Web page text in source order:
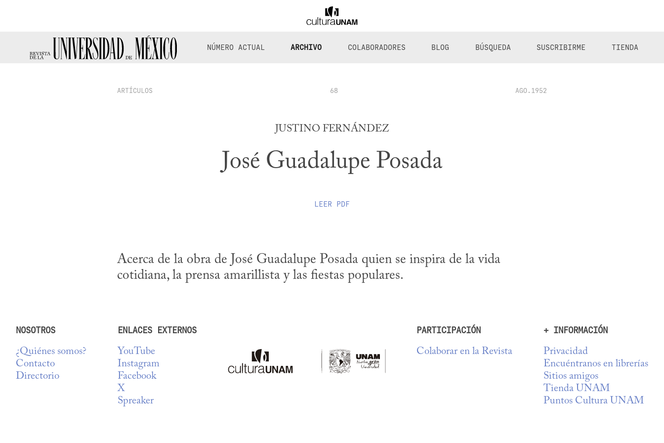
NÚMERO ACTUAL ARCHIVO COLABORADORES BLOG BÚSQUEDA SUSCRIBIRME TIENDA
ARTÍCULOS 68 AGO.1952
JUSTINO FERNÁNDEZ
José Guadalupe Posada
LEER PDF
Acerca de la obra de José Guadalupe Posada quien se inspira de la vida
cotidiana, la prensa amarillista y las fiestas populares.
NOSOTROS
¿Quiénes somos?
Contacto
Directorio
ENLACES EXTERNOS
YouTube
Instagram
Facebook
X
Spreaker
PARTICIPACIÓN
Colaborar en la Revista
+ INFORMACIÓN
Privacidad
Encuéntranos en librerías
Sitios amigos
Tienda UNAM
Puntos Cultura UNAM